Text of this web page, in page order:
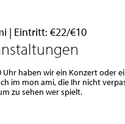
| Eintritt: €22/€10
Uhr haben wir ein Konzert oder
im mon ami, die Ihr nicht
zu sehen wer spielt.